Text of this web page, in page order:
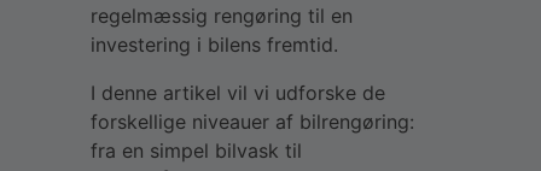
regelmæssig rengøring til en
investering i bilens fremtid.
I denne artikel vil vi udforske de
forskellige niveauer af bilrengøring:
fra en simpel bilvask til